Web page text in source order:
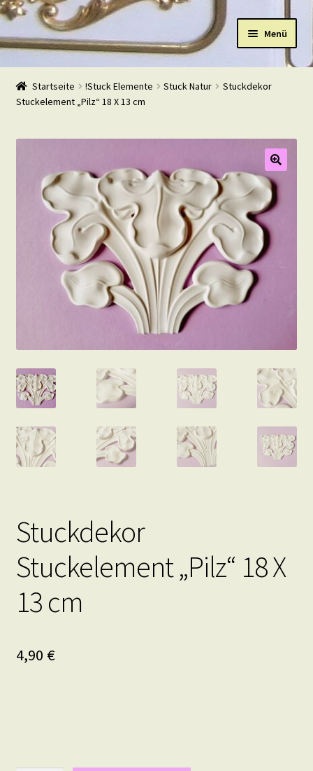
Navigation
Zum
Inhalt
Menü
Start
Shop
Warenkorb
Mein Konto
Beispiele
Startseite !Stuck Elemente Stuck Natur
Stuckdekor
Stuckelement „Pilz“ 18 X 13 cm
Stuckdekor
Stuckelement „Pilz“ 18 X
13 cm
4,90 €